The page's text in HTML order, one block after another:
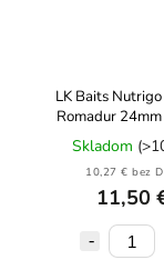
LK Baits Nutrigo
Romadur
Skladom
10,27 € bez
11,50